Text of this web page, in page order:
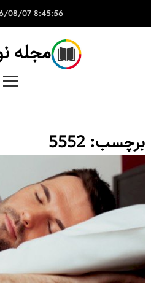
8:45:56 PM
08/07
مجله
برچسب: 5552